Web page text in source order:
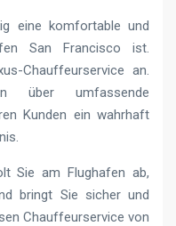
eine komfortable und
San Francisco ist.
Chauffeurservice an.
über umfassende
Kunden ein wahrhaft
Sie am Flughafen ab,
bringt Sie sicher und
Chauffeurservice von